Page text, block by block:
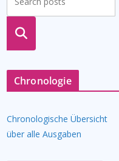
suche
Chronologie
Chronologische Übersicht
über alle Ausgaben